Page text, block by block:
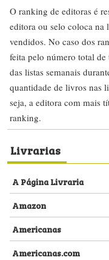
O ranking de editoras é
editora ou selo coloca na
vendidos. No caso dos
feita pelo número total
das listas semanais
quantidade de livros nas
seja, a editora com mais
ranking.
Livrarias
A Página Livraria
Amazon
Americanas
Americanas.com